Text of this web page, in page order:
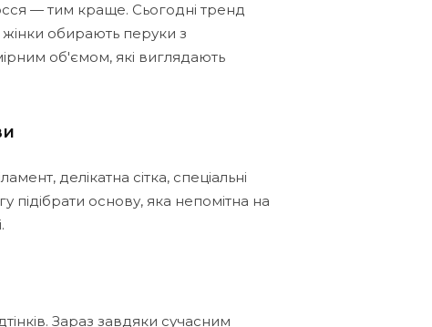
— тим краще. Сьогодні тренд
обирають перуки з
об'ємом, які виглядають
делікатна сітка, спеціальні
підібрати основу, яка непомітна на
Зараз завдяки сучасним